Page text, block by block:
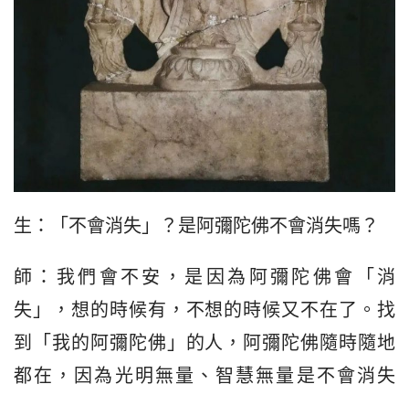
生：「不會消失」？是阿彌陀佛不會消失嗎？
師：我們會不安，是因為阿彌陀佛會「消
失」，想的時候有，不想的時候又不在了。找
到「我的阿彌陀佛」的人，阿彌陀佛隨時隨地
都在，因為光明無量、智慧無量是不會消失